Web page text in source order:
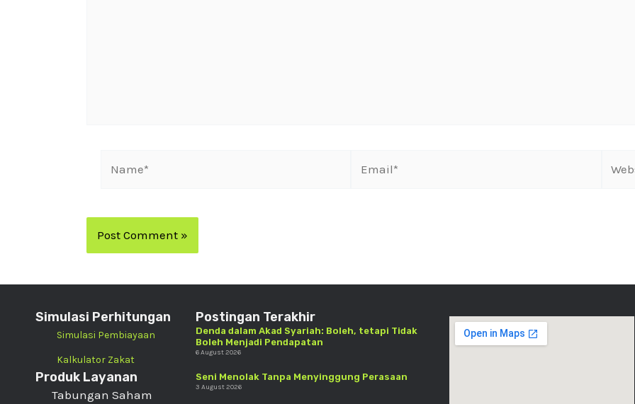
Simulasi Perhitungan
Simulasi Pembiayaan
Kalkulator Zakat
Produk Layanan
Tabungan Saham
Postingan Terakhir
Denda dalam Akad Syariah: Boleh, tetapi Tidak
Boleh Menjadi Pendapatan
6 August 2026
Seni Menolak Tanpa Menyinggung Perasaan
3 August 2026